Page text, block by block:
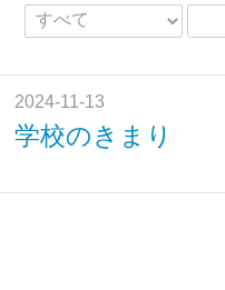
2024-11-13
学校のきまり